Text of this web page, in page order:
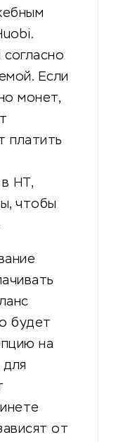
Если
монет,
платить
HT,
чтобы
будет
на
для
от